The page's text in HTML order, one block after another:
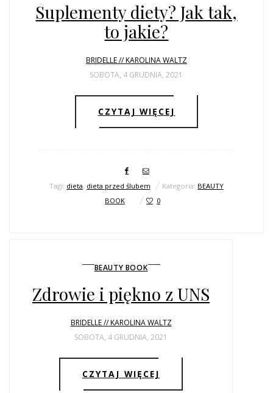
Suplementy diety? Jak tak,
to jakie?
BRIDELLE // KAROLINA WALTZ
SOBOTA, 4 GRUDNIA, 2021
CZYTAJ WIĘCEJ
Tagi: dieta, dieta przed ślubem Kategoria: BEAUTY
BOOK
0
BEAUTY BOOK
Zdrowie i piękno z UNS
BRIDELLE // KAROLINA WALTZ
SOBOTA, 4 GRUDNIA, 2021
CZYTAJ WIĘCEJ